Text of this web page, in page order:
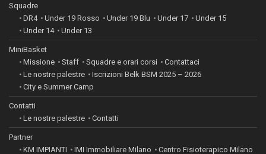
Squadre
DR4
Under 19 Rosso Under 19 Blu Under 17
Under 15
Under 14
Under 13
MiniBasket
Missione
Staff Squadre e orari corsi
Contattaci
Le nostre palestre
Iscrizioni Belk BSM 2025 – 2026
City e Summer Camp
Contatti
Le nostre palestre
Contatti
Partner
KM IMPIANTI
IMI Immobiliare Milano Centro Fisioterapico Milano